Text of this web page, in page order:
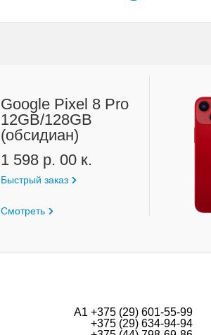
Google Pixel 8 Pro
12GB/128GB
(обсидиан)
1 598 р. 00 к.
Быстрый заказ
Смотреть
А1 +375 (29) 601-55-99
+375 (29) 634-94-94